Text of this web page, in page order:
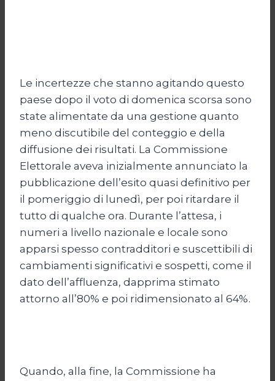
Le incertezze che stanno agitando questo
paese dopo il voto di domenica scorsa sono
state alimentate da una gestione quanto
meno discutibile del conteggio e della
diffusione dei risultati. La Commissione
Elettorale aveva inizialmente annunciato la
pubblicazione dell’esito quasi definitivo per
il pomeriggio di lunedì, per poi ritardare il
tutto di qualche ora. Durante l’attesa, i
numeri a livello nazionale e locale sono
apparsi spesso contradditori e suscettibili di
cambiamenti significativi e sospetti, come il
dato dell’affluenza, dapprima stimato
attorno all’80% e poi ridimensionato al 64%.
Quando, alla fine, la Commissione ha